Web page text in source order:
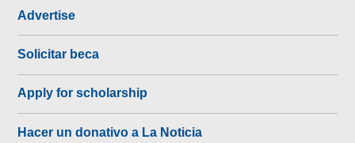
Advertise
Solicitar beca
Apply for scholarship
Hacer un donativo a La Noticia